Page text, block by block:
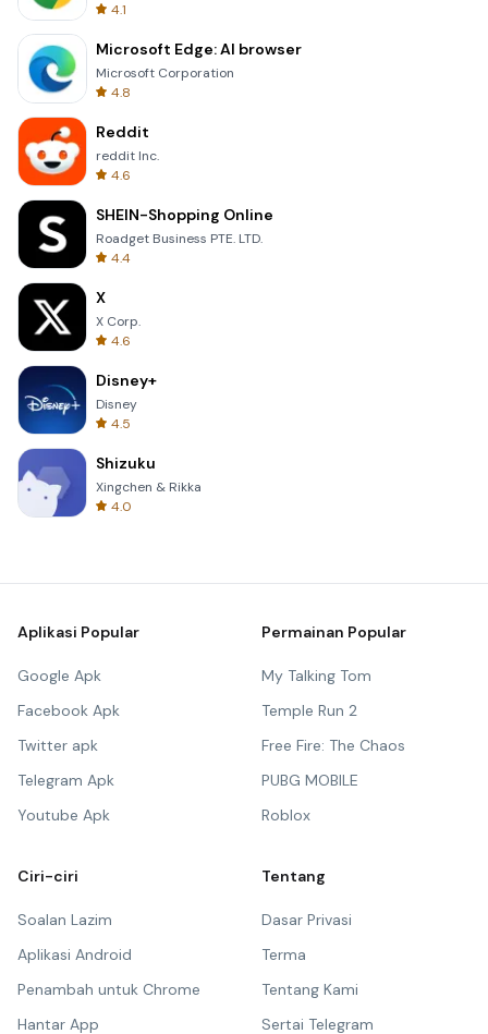
4.1
Microsoft Edge: AI browser
Microsoft Corporation
4.8
Reddit
reddit Inc.
4.6
SHEIN-Shopping Online
Roadget Business PTE. LTD.
4.4
X
X Corp.
4.6
Disney+
Disney
4.5
Shizuku
Xingchen & Rikka
4.0
Aplikasi Popular
Google Apk
Facebook Apk
Twitter apk
Telegram Apk
Youtube Apk
Permainan Popular
My Talking Tom
Temple Run 2
Free Fire: The Chaos
PUBG MOBILE
Roblox
Ciri-ciri
Soalan Lazim
Aplikasi Android
Penambah untuk Chrome
Hantar App
Tentang
Dasar Privasi
Terma
Tentang Kami
Sertai Telegram